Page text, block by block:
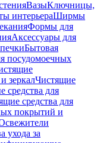
ВазыКлючницы,
интерьераШирмы
Формы для
Аксессуары для
Бытовая
посудомоечных
зеркалЧистящие
средства для
средства для
покрытий и
ухода за